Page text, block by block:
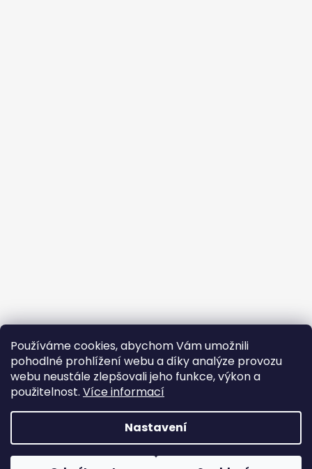
Používáme cookies, abychom Vám umožnili
pohodlné prohlížení webu a díky analýze provozu
webu neustále zlepšovali jeho funkce, výkon a
použitelnost. Více informací
Nastavení
Vytvořil Shoptet